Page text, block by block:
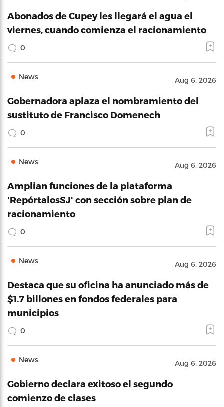
Abonados de Cupey les llegará el agua el
viernes, cuando comienza el racionamiento
0
News Aug 6, 2026
Gobernadora aplaza el nombramiento del
sustituto de Francisco Domenech
0
News Aug 6, 2026
Amplian funciones de la plataforma
'RepórtalosSJ' con sección sobre plan de
racionamiento
0
News Aug 6, 2026
Destaca que su oficina ha anunciado más de
$1.7 billones en fondos federales para
municipios
0
News Aug 6, 2026
Gobierno declara exitoso el segundo
comienzo de clases